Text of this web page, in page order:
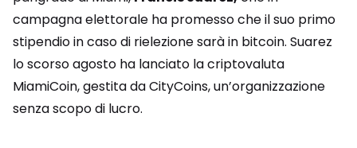
campagna elettorale ha promesso che il suo primo
stipendio in caso di rielezione sarà in bitcoin. Suarez
lo scorso agosto ha lanciato la criptovaluta
MiamiCoin, gestita da CityCoins, un’organizzazione
senza scopo di lucro.